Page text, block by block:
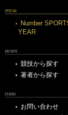
SPECIAL
Number
YEAR
ARCHIVE
競技から探す
著者から探す
OTHERS
お問い合わせ